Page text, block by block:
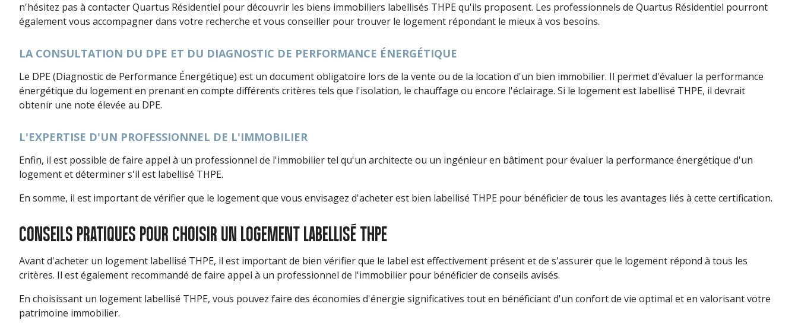
n'hésitez pas à contacter Quartus Résidentiel pour découvrir les biens immobiliers labellisés THPE qu'ils proposent. Les professionnels de Quartus Résidentiel pourront
également vous accompagner dans votre recherche et vous conseiller pour trouver le logement répondant le mieux à vos besoins.
LA CONSULTATION DU DPE ET DU DIAGNOSTIC DE PERFORMANCE ÉNERGÉTIQUE
Le DPE (Diagnostic de Performance Énergétique) est un document obligatoire lors de la vente ou de la location d'un bien immobilier. Il permet d'évaluer la performance
énergétique du logement en prenant en compte différents critères tels que l'isolation, le chauffage ou encore l'éclairage. Si le logement est labellisé THPE, il devrait
obtenir une note élevée au DPE.
L'EXPERTISE D'UN PROFESSIONNEL DE L'IMMOBILIER
Enfin, il est possible de faire appel à un professionnel de l'immobilier tel qu'un architecte ou un ingénieur en bâtiment pour évaluer la performance énergétique d'un
logement et déterminer s'il est labellisé THPE.
En somme, il est important de vérifier que le logement que vous envisagez d'acheter est bien labellisé THPE pour bénéficier de tous les avantages liés à cette certification.
CONSEILS PRATIQUES POUR CHOISIR UN LOGEMENT LABELLISÉ THPE
Avant d'acheter un logement labellisé THPE, il est important de bien vérifier que le label est effectivement présent et de s'assurer que le logement répond à tous les
critères. Il est également recommandé de faire appel à un professionnel de l'immobilier pour bénéficier de conseils avisés.
En choisissant un logement labellisé THPE, vous pouvez faire des économies d'énergie significatives tout en bénéficiant d'un confort de vie optimal et en valorisant votre
patrimoine immobilier.